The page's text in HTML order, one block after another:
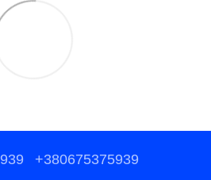
+380675375939